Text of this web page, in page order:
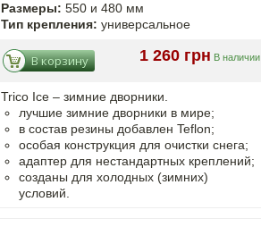
Размеры: 550 и 480 мм
Тип крепления: универсальное
1 260 грн В наличии
В корзину
Trico Ice – зимние дворники.
лучшие зимние дворники в мире;
в состав резины добавлен Teflon;
особая конструкция для очистки снега;
адаптер для нестандартных креплений;
созданы для холодных (зимних)
условий.